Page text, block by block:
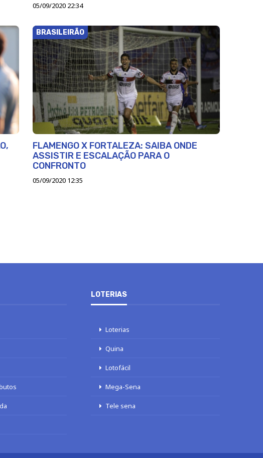
05/09/2020 22:34
BRASILEIRÃO
FLAMENGO X FORTALEZA: SAIBA ONDE
ASSISTIR E ESCALAÇÃO PARA O
CONFRONTO
05/09/2020 12:35
LOTERIAS
Loterias
Quina
Lotofácil
Mega-Sena
Tele sena